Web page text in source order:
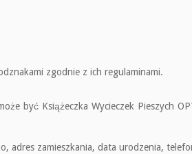
zgodnie z ich regulaminami.
być Książeczka Wycieczek Pieszych
adres zamieszkania, data urodzenia,